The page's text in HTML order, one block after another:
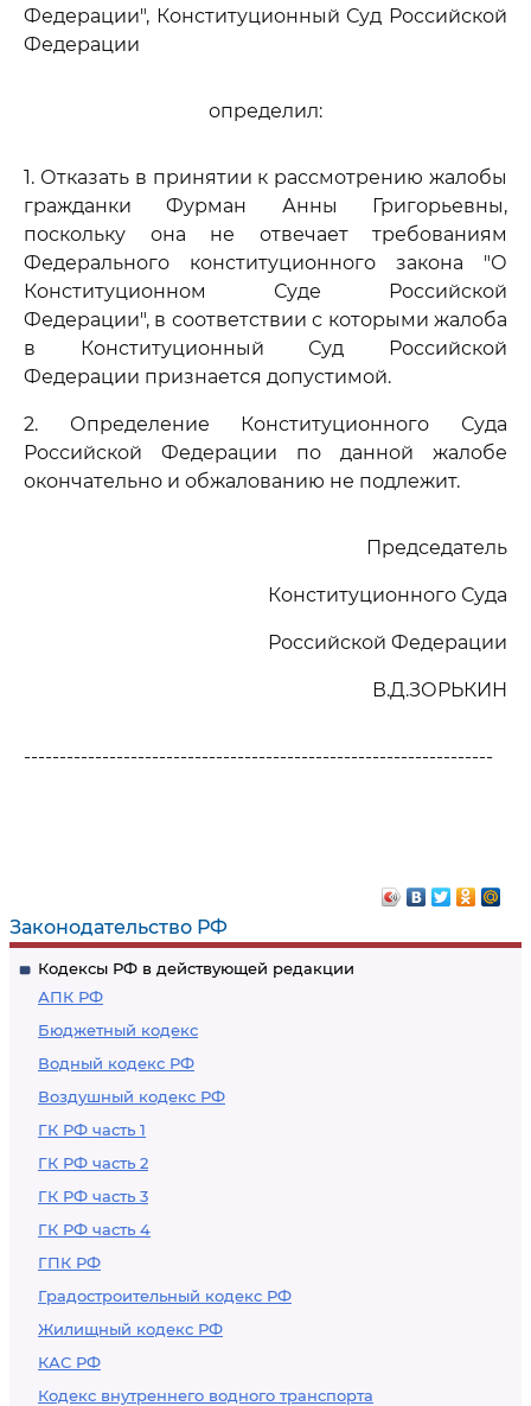
Законодательство РФ
Кодексы РФ в действующей редакции
АПК РФ
Бюджетный кодекс
Водный кодекс РФ
Воздушный кодекс РФ
ГК РФ часть 1
ГК РФ часть 2
ГК РФ часть 3
ГК РФ часть 4
ГПК РФ
Градостроительный кодекс РФ
Жилищный кодекс РФ
КАС РФ
Кодекс внутреннего водного транспорта
Федерации", Конституционный Суд Российской
Федерации
определил:
1. Отказать в принятии к рассмотрению жалобы
гражданки Фурман Анны Григорьевны,
поскольку она не отвечает требованиям
Федерального конституционного закона "О
Конституционном Суде Российской
Федерации", в соответствии с которыми жалоба
в Конституционный Суд Российской
Федерации признается допустимой.
2. Определение Конституционного Суда
Российской Федерации по данной жалобе
окончательно и обжалованию не подлежит.
Председатель
Конституционного Суда
Российской Федерации
В.Д.ЗОРЬКИН
------------------------------------------------------------------